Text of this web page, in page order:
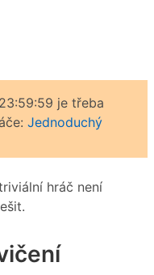
je třeba
Jednoduchý
hráč není